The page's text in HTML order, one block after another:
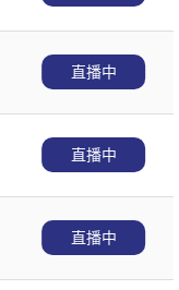
直播中
直播中
直播中